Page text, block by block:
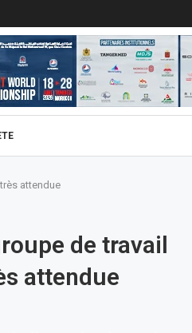
attendue
de travail
attendue